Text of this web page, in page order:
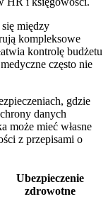
między
kompleksowe
kontrolę budżetu
często nie
gdzie
danych
może mieć własne
z przepisami o
Ubezpieczenie
zdrowotne